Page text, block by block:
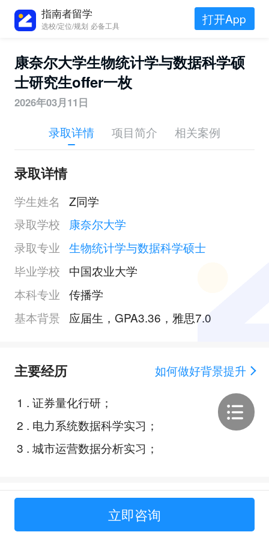
指南者留学
选校/定位/规划 必备工具 打开App
康奈尔大学生物统计学与数据科学硕
士研究生offer一枚
2026年03月11日
录取详情 项目简介 相关案例
录取详情
学生姓名
Z同学
录取学校
康奈尔大学
录取专业 生物统计学与数据科学硕士
毕业学校
中国农业大学
本科专业 传播学
基本背景
应届生，GPA3.36，雅思7.0
主要经历
如何做好背景提升
1 . 证券量化行研；
2 . 电力系统数据科学实习；
3 . 城市运营数据分析实习；
Offer展示 立即咨询